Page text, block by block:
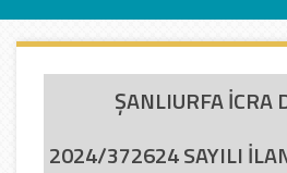
ŞANLIURFA İCRA
2024/372624 SAYILI